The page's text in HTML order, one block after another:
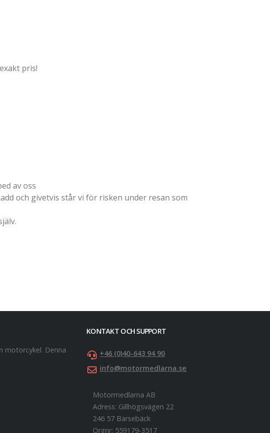
pris!
av oss
och givetvis står vi för risken under resan som
motorcykel. Denna
KONTAKT OCH SUPPORT
+46 (0)40-643 94 90
info@motormedlarna.se
Motormedlarna AB
Adress: Gillhögsvägen 22
246 57 Barsebäck
Orgnr: 559179-3517